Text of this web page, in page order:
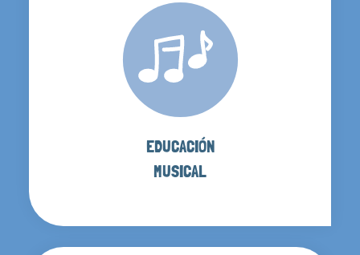
EDUCACIÓN
MUSICAL